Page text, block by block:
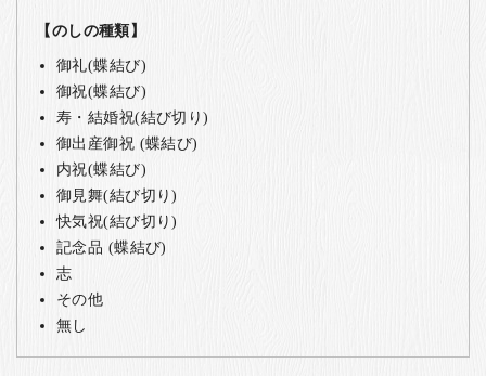
【のしの種類】
御礼(蝶結び)
御祝(蝶結び)
寿・結婚祝(結び切り)
御出産御祝 (蝶結び)
内祝(蝶結び)
御見舞(結び切り)
快気祝(結び切り)
記念品 (蝶結び)
志
その他
無し